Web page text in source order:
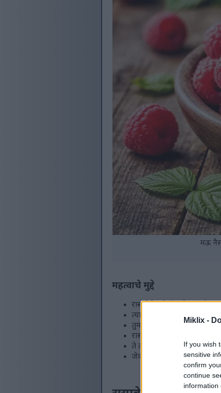
Miklix -
If you wish
sensitive
confirm
continue
information
मऊ
महत्वाचे मुद्दे
रास्पबेरीमध्ये कॅलरीज कमी
त्यामध्ये अँटिऑक्सिडंट्स
तुमच्या आहारात
रास्पबेरी मधुमेह व्यवस्थापन
ते त्वचेच्या आरोग्यात
जेवण आणि स्नॅक्समध्ये